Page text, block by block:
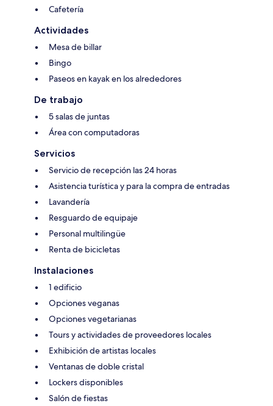
Cafetería
Actividades
Mesa de billar
Bingo
Paseos en kayak en los alrededores
De trabajo
5 salas de juntas
Área con computadoras
Servicios
Servicio de recepción las 24 horas
Asistencia turística y para la compra de entradas
Lavandería
Resguardo de equipaje
Personal multilingüe
Renta de bicicletas
Instalaciones
1 edificio
Opciones veganas
Opciones vegetarianas
Tours y actividades de proveedores locales
Exhibición de artistas locales
Ventanas de doble cristal
Lockers disponibles
Salón de fiestas